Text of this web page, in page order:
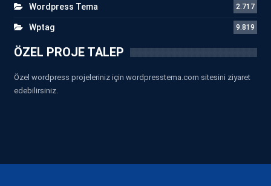
Wordpress Tema 2.717
Wptag 9.819
ÖZEL PROJE TALEP
Özel wordpress projeleriniz için wordpresstema.com sitesini ziyaret
edebilirsiniz.